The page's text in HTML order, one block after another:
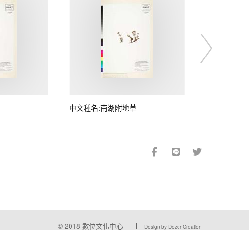
中文種名:南湖附地草
© 2018 數位文化中心 Design by DozenCreation